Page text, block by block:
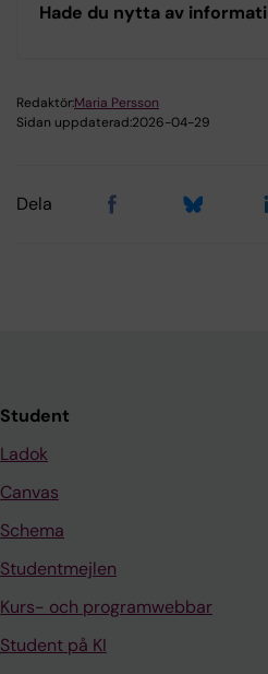
Hade du nytta av
Redaktör:Maria Persson
Sidan uppdaterad:2026-04-29
Dela
Student
Ladok
Canvas
Schema
Studentmejlen
Kurs- och programwebbar
Student på KI